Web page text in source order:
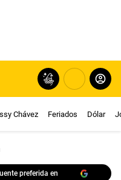
Chávez Feriados Dólar
preferida en